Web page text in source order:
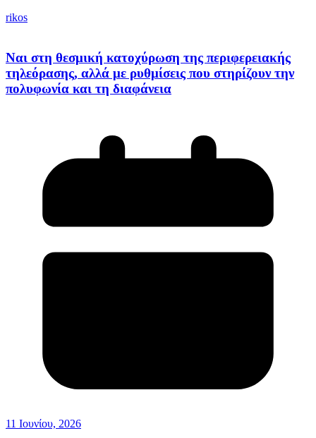
rikos
Ναι στη θεσμική κατοχύρωση της περιφερειακής
τηλεόρασης, αλλά με ρυθμίσεις που στηρίζουν την
πολυφωνία και τη διαφάνεια
11 Ιουνίου, 2026